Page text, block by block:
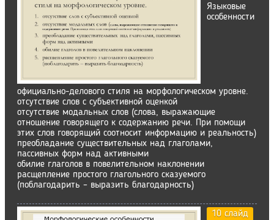
Языковые
особенности
официально-делового стиля на морфологическом уровне.
отсутствие слов с субъективной оценкой
отсутствие модальных слов (слова, выражающие
отношение говорящего к содержанию речи. При помощи
этих слов говорящий соотносит информацию и реальность)
преобладание существительных над глаголами,
пассивных форм над активными
обилие глаголов в повелительном наклонении
расщепление простого глагольного сказуемого
(поблагодарить – выразить благодарность)
10 слайд